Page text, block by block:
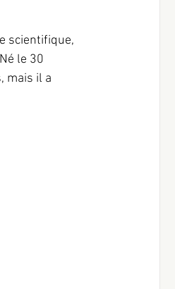
scientifique,
le 30
mais il a